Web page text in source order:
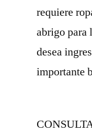
requiere
abrigo para
desea
importante